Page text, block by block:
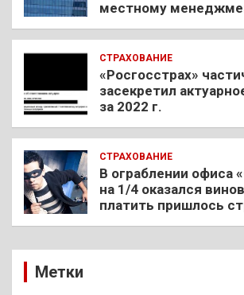
местному
СТРАХОВАНИЕ
«Росгосстрах»
засекретил
за 2022 г.
СТРАХОВАНИЕ
В ограблении офиса
на 1/4 оказался
платить пришлось
Метки